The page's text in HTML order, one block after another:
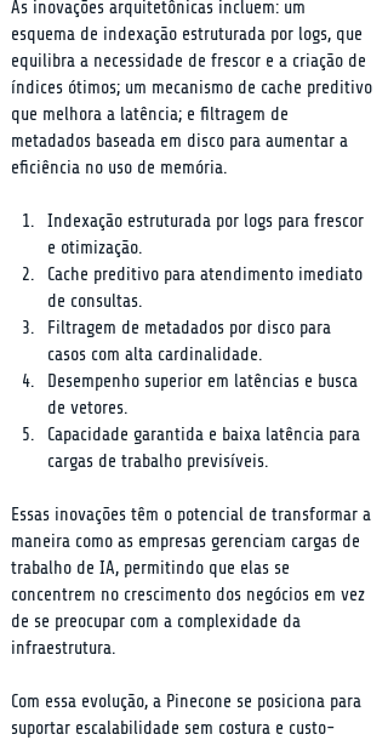
As inovações arquitetônicas incluem: um
esquema de indexação estruturada por logs, que
equilibra a necessidade de frescor e a criação de
índices ótimos; um mecanismo de cache preditivo
que melhora a latência; e filtragem de
metadados baseada em disco para aumentar a
eficiência no uso de memória.
Indexação estruturada por logs para frescor
e otimização.
Cache preditivo para atendimento imediato
de consultas.
Filtragem de metadados por disco para
casos com alta cardinalidade.
Desempenho superior em latências e busca
de vetores.
Capacidade garantida e baixa latência para
cargas de trabalho previsíveis.
Essas inovações têm o potencial de transformar a
maneira como as empresas gerenciam cargas de
trabalho de IA, permitindo que elas se
concentrem no crescimento dos negócios em vez
de se preocupar com a complexidade da
infraestrutura.
Com essa evolução, a Pinecone se posiciona para
suportar escalabilidade sem costura e custo-